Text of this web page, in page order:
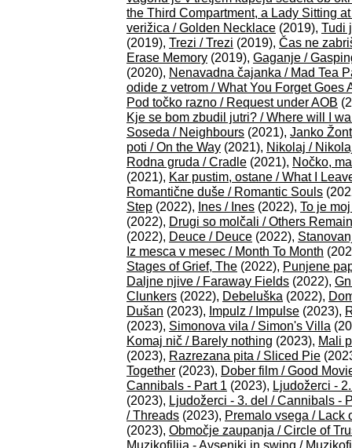
the Third Compartment, a Lady Sitting
verižica / Golden Necklace (2019), Tudi
(2019), Trezi / Trezi (2019), Čas ne
Erase Memory (2019), Gaganje /
(2020), Nenavadna čajanka / Mad Tea
odide z vetrom / What You Forget Goes
Pod točko razno / Request under AOB
Kje se bom zbudil jutri? / Where will I
Soseda / Neighbours (2021), Janko
poti / On the Way (2021), Nikolaj /
Rodna gruda / Cradle (2021), Nočko,
(2021), Kar pustim, ostane / What I
Romantične duše / Romantic Souls
Step (2022), Ines / Ines (2022), To je
(2022), Drugi so molčali / Others
(2022), Deuce / Deuce (2022),
Iz mesca v mesec / Month To Month
Stages of Grief, The (2022), Punjene
Daljne njive / Faraway Fields (2022),
Clunkers (2022), Debeluška (2022),
Dušan (2023), Impulz / Impulse (2023),
(2023), Simonova vila / Simon's Villa
Komaj nič / Barely nothing (2023), Mali
(2023), Razrezana pita / Sliced Pie
Together (2023), Dober film / Good
Cannibals - Part 1 (2023), Ljudožerci -
(2023), Ljudožerci - 3. del / Cannibals -
/ Threads (2023), Premalo vsega / Lack
(2023), Območje zaupanja / Circle of